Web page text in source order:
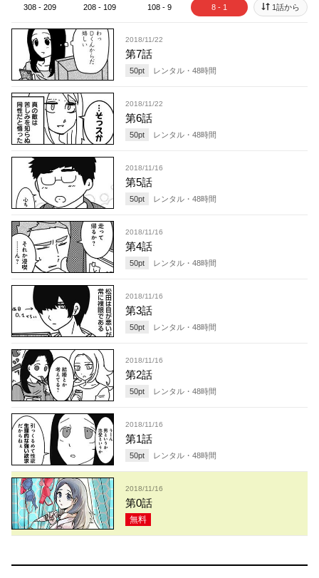
308 - 209 208 - 109 108 - 9 8 - 1 1話から
2018/11/22
第7話
50pt レンタル・ 48時間
2018/11/22
第6話
50pt レンタル・ 48時間
2018/11/16
第5話
50pt レンタル・ 48時間
2018/11/16
第4話
50pt レンタル・ 48時間
2018/11/16
第3話
50pt レンタル・ 48時間
2018/11/16
第2話
50pt レンタル・ 48時間
2018/11/16
第1話
50pt レンタル・ 48時間
2018/11/16
第0話
無料